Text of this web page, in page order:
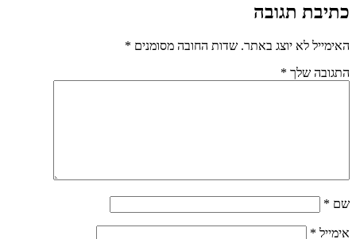
כתיבת תגובה
האימייל לא יוצג באתר. שדות החובה מסומנים *
התגובה שלך *
שם *
אימייל *